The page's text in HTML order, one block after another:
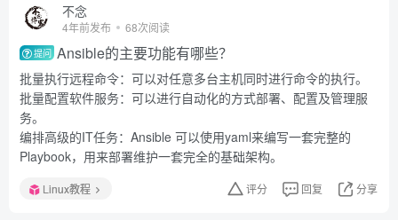
不念
4年前发布 68次阅读
提问 Ansible的主要功能有哪些？
批量执行远程命令：可以对任意多台主机同时进行命令的执行。
批量配置软件服务：可以进行自动化的方式部署、配置及管理服
务。
编排高级的IT任务：Ansible 可以使用yaml来编写一套完整的
Playbook，用来部署维护一套完全的基础架构。
Linux教程 评分 回复 分享